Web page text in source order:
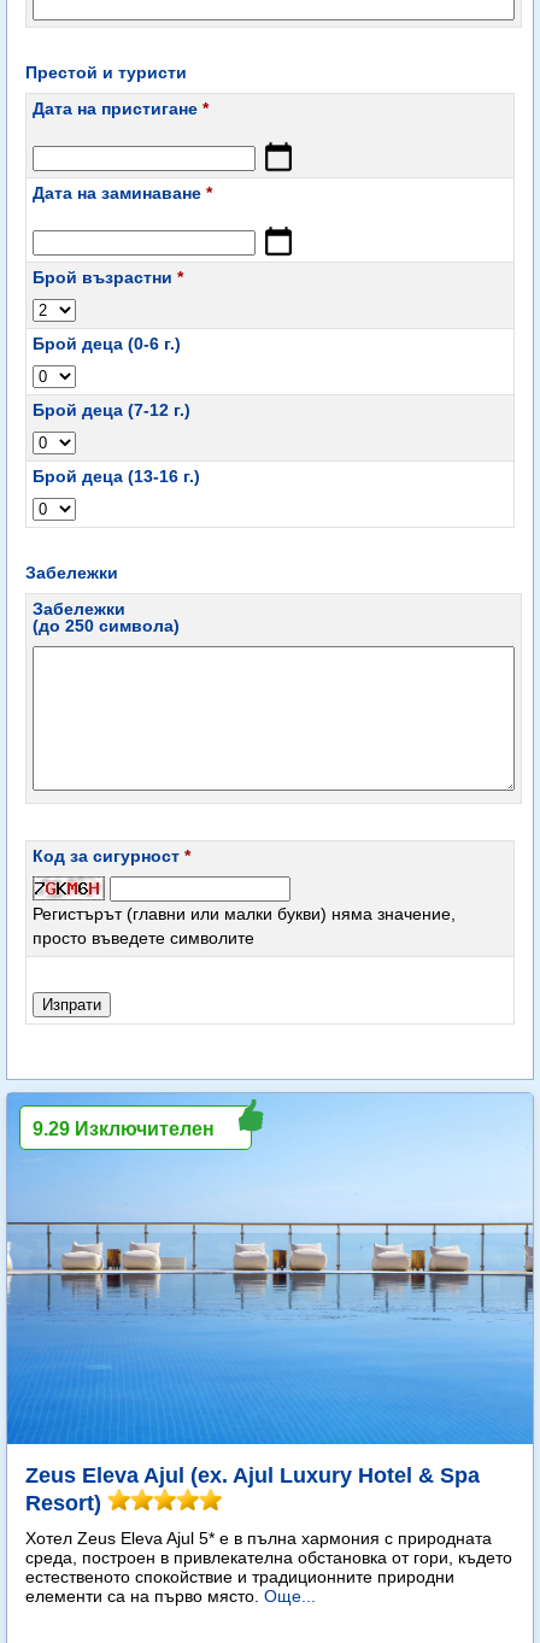
Престой и туристи
Дата на пристигане *
Дата на заминаване *
Брой възрастни *
Брой деца (0-6 г.)
Брой деца (7-12 г.)
Брой деца (13-16 г.)
Забележки
Забележки
(до 250 символа)
Код за сигурност *
Регистърът (главни или малки букви) няма значение,
просто въведете символите
Zeus Eleva Ajul (ex. Ajul Luxury Hotel & Spa
Resort)
Хотел Zeus Eleva Ajul 5* е в пълна хармония с природната
среда, построен в привлекателна обстановка от гори, където
естественото спокойствие и традиционните природни
елементи са на първо място. Още...
9.29 Изключителен